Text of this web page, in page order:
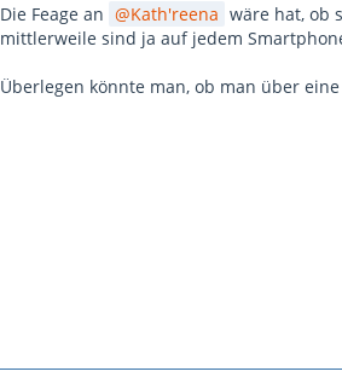
Die Feage an Kath'reena wäre hat, ob
mittlerweile sind ja auf jedem
Überlegen könnte man, ob man über